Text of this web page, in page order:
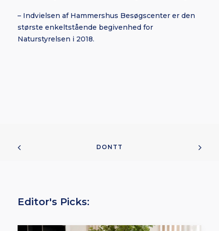
– Indvielsen af Hammershus Besøgscenter er den
største enkeltstående begivenhed for
Naturstyrelsen i 2018.
DONTT
Editor's Picks: